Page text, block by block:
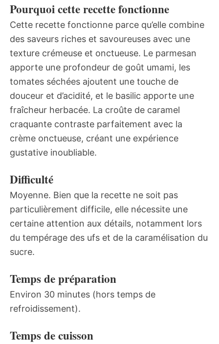
Pourquoi cette recette fonctionne
Cette recette fonctionne parce qu’elle combine
des saveurs riches et savoureuses avec une
texture crémeuse et onctueuse. Le parmesan
apporte une profondeur de goût umami, les
tomates séchées ajoutent une touche de
douceur et d’acidité, et le basilic apporte une
fraîcheur herbacée. La croûte de caramel
craquante contraste parfaitement avec la
crème onctueuse, créant une expérience
gustative inoubliable.
Difficulté
Moyenne. Bien que la recette ne soit pas
particulièrement difficile, elle nécessite une
certaine attention aux détails, notamment lors
du tempérage des ufs et de la caramélisation du
sucre.
Temps de préparation
Environ 30 minutes (hors temps de
refroidissement).
Temps de cuisson